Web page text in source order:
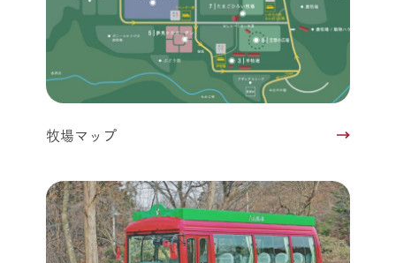
牧場マップ